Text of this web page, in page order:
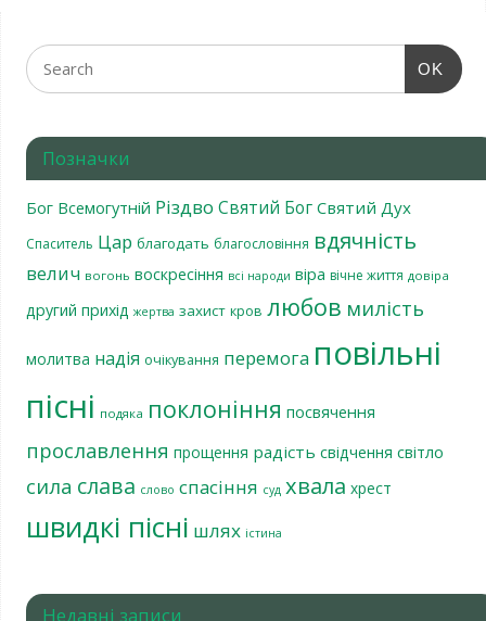
OK
Позначки
Бог Всемогутній Різдво Святий Бог Святий Дух
Спаситель Цар благодать благословіння вдячність
велич вогонь воскресіння всі народи віра вічне життя довіра
другий прихід жертва захист кров любов милість
молитва надія очікування перемога повільні
пісні подяка поклоніння посвячення
прославлення прощення радість свідчення світло
сила слава слово спасіння суд хвала хрест
швидкі пісні шлях істина
Недавні записи